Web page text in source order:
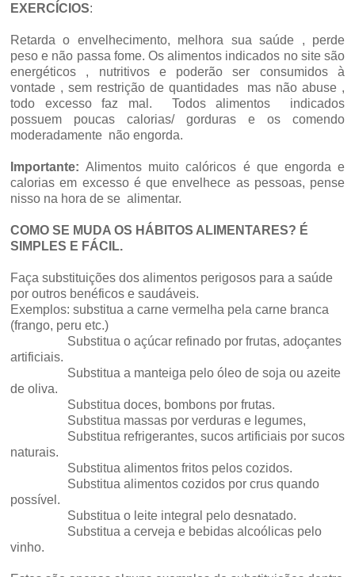
EXERCÍCIOS:
Retarda o envelhecimento, melhora sua saúde , perde
peso e não passa fome. Os alimentos indicados no site são
energéticos , nutritivos e poderão ser consumidos à
vontade , sem restrição de quantidades mas não abuse ,
todo excesso faz mal. Todos alimentos indicados
possuem poucas calorias/ gorduras e os comendo
moderadamente não engorda.
Importante:Alimentos muito calóricos é que engorda e
calorias em excesso é que envelhece as pessoas, pense
nisso na hora de se alimentar.
COMO SE MUDA OS HÁBITOS ALIMENTARES? É
SIMPLES E FÁCIL.
Faça substituições dos alimentos perigosos para a saúde
por outros benéficos e saudáveis.
Exemplos: substitua a carne vermelha pela carne branca
(frango, peru etc.)
Substitua o açúcar refinado por frutas, adoçantes
artificiais.
Substitua a manteiga pelo óleo de soja ou azeite
de oliva.
Substitua doces, bombons por frutas.
Substitua massas por verduras e legumes,
Substitua refrigerantes, sucos artificiais por sucos
naturais.
Substitua alimentos fritos pelos cozidos.
Substitua alimentos cozidos por crus quando
possível.
Substitua o leite integral pelo desnatado.
Substitua a cerveja e bebidas alcoólicas pelo
vinho.